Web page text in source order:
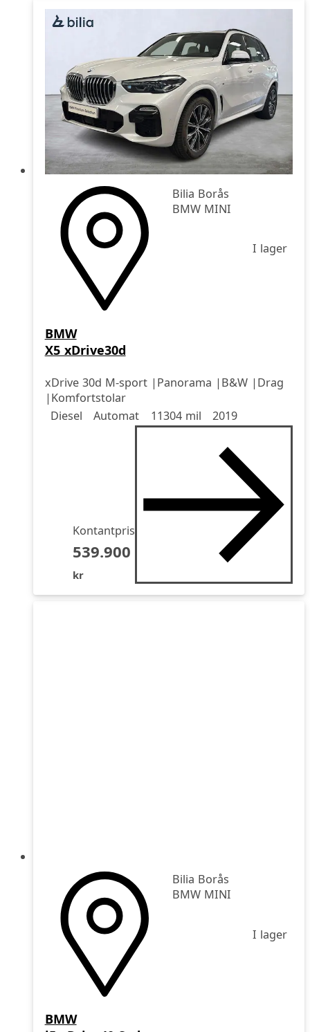
Bilia Borås
BMW MINI
I lager
BMW
X5 xDrive30d
xDrive 30d M-sport |Panorama |B&W |Drag
|Komfortstolar
Drivmedel
Diesel
DrivmedelAutomat
Miltal 11304 mil
årsmodell 2019
Kontantpris
539.900
kr
Bilia Borås
BMW MINI
I lager
BMW